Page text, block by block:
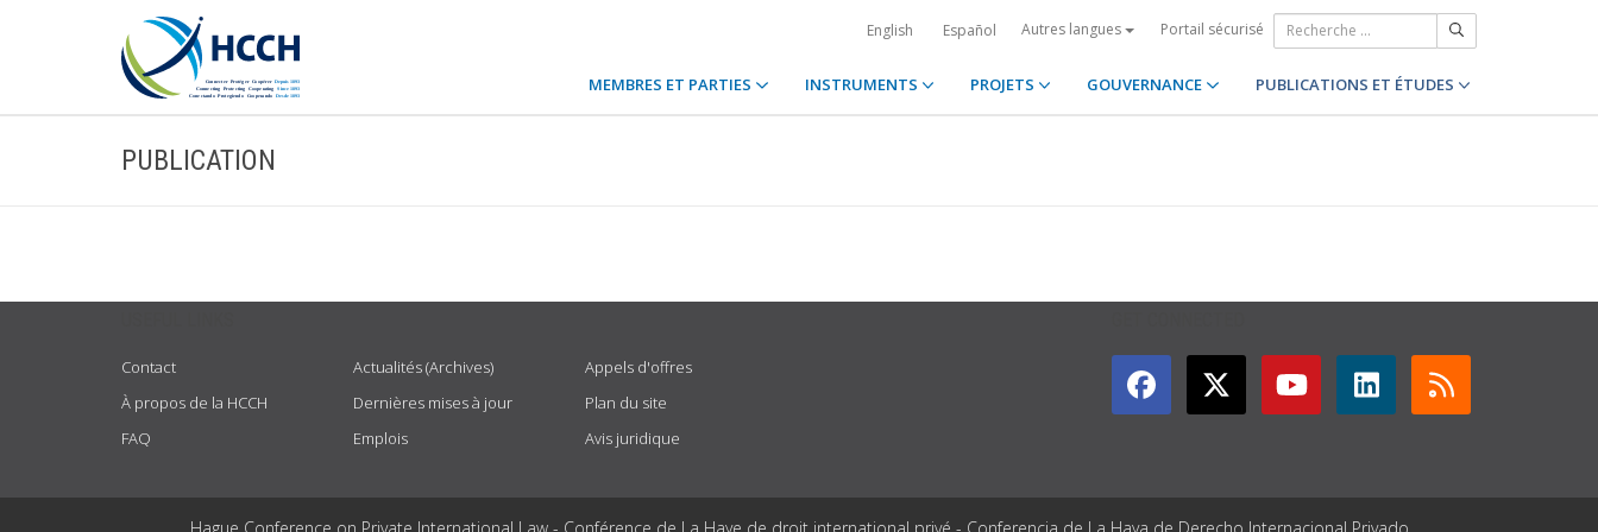
English Español Autres langues Portail sécurisé
MEMBRES ET PARTIES INSTRUMENTS PROJETS GOUVERNANCE PUBLICATIONS ET ÉTUDES
PUBLICATION
Contact
À propos de la HCCH
FAQ
Actualités (Archives)
Dernières mises à jour
Emplois
Appels d'offres
Plan du site
Avis juridique